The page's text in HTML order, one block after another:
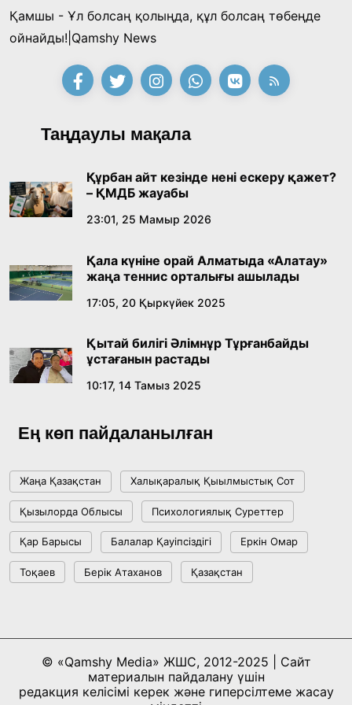
Қамшы - Ұл болсаң қолыңда, құл болсаң төбеңде
ойнайды!|Qamshy News
Таңдаулы мақала
Құрбан айт кезінде нені ескеру қажет?
– ҚМДБ жауабы
23:01, 25 Мамыр 2026
Қала күніне орай Алматыда «Алатау»
жаңа теннис орталығы ашылады
17:05, 20 Қыркүйек 2025
Қытай билігі Әлімнұр Тұрғанбайды
ұстағанын растады
10:17, 14 Тамыз 2025
Ең көп пайдаланылған
Жаңа Қазақстан Халықаралық Қыылмыстық Сот
Қызылорда Облысы Психологиялық Суреттер
Қар Барысы Балалар Қауіпсіздігі Еркін Омар
Тоқаев Берік Атаханов Қазақстан
© «Qamshy Media» ЖШС, 2012-2025 | Сайт
материалын пайдалану үшін
редакция келісімі керек және гиперсілтеме жасау